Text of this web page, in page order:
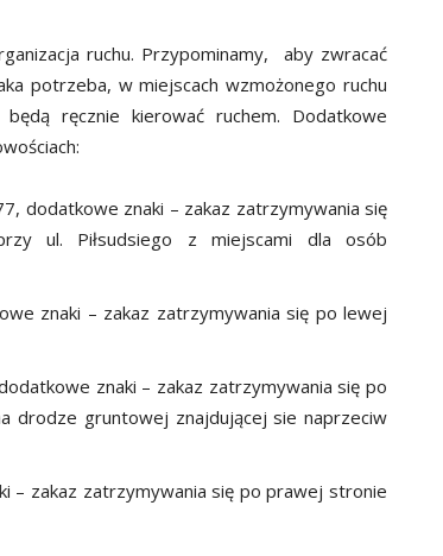
ruchu. Przypominamy, aby zwracać
potrzeba, w miejscach wzmożonego ruchu
ręcznie kierować ruchem. Dodatkowe
dodatkowe znaki – zakaz zatrzymywania się
ul. Piłsudsiego z miejscami dla osób
znaki – zakaz zatrzymywania się po lewej
znaki – zakaz zatrzymywania się po
drodze gruntowej znajdującej sie naprzeciw
– zakaz zatrzymywania się po prawej stronie